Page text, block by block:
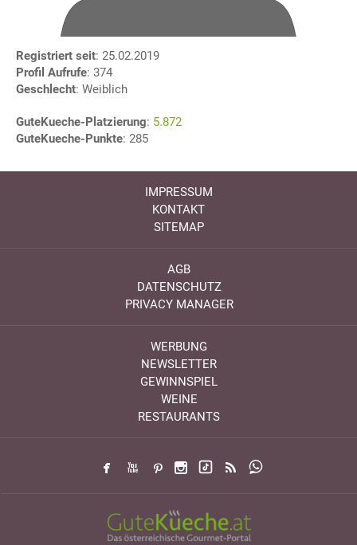
Registriert seit: 25.02.2019
Profil Aufrufe: 374
Geschlecht: Weiblich
GuteKueche-Platzierung: 5.872
GuteKueche-Punkte: 285
IMPRESSUM
KONTAKT
SITEMAP
AGB
DATENSCHUTZ
PRIVACY MANAGER
WERBUNG
NEWSLETTER
GEWINNSPIEL
WEINE
RESTAURANTS